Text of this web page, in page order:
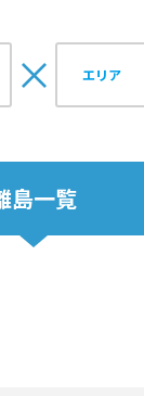
エリア
島一覧